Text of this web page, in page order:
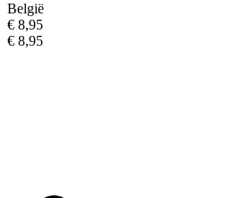
België
€ 8,95
€ 8,95